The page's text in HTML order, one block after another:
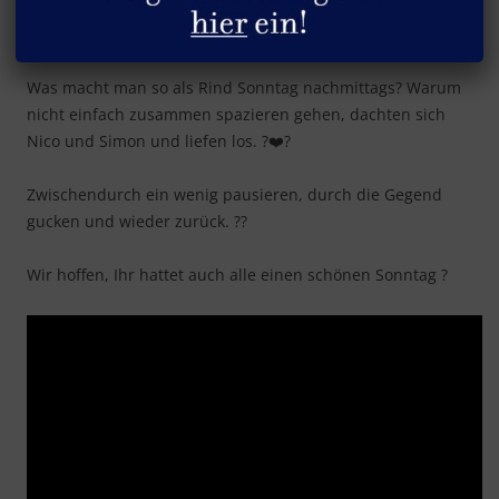
Nico und Simon gehen spazieren ?
Was macht man so als Rind Sonntag nachmittags? Warum
nicht einfach zusammen spazieren gehen, dachten sich
Nico und Simon und liefen los. ?❤️?
Zwischendurch ein wenig pausieren, durch die Gegend
gucken und wieder zurück. ??
Wir hoffen, Ihr hattet auch alle einen schönen Sonntag ?